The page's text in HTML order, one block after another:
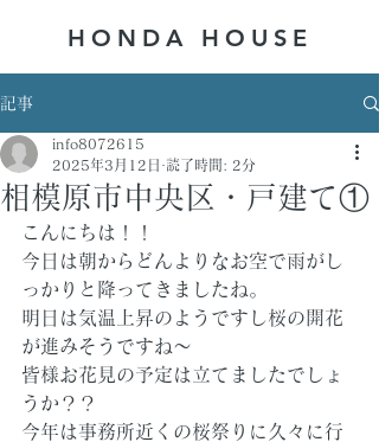
HONDA ​HOUSE
記事
相模原市中央区・戸建て①
info8072615
2025年3月12日
読了時間: 2分
こんにちは！！
今日は朝からどんよりなお空で雨がし
っかりと降ってきましたね。
明日は気温上昇のようですし桜の開花
が進みそうですね～
皆様お花見の予定は立てましたでしょ
うか？？
今年は事務所近くの桜祭りに久々に行